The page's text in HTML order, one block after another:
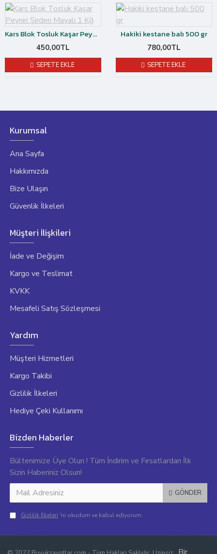
Kars Blok Tosluk Kaşar Peyniri Şirden Mayalı 1 Kğ
450,00TL
SEPETE EKLE
Hakiki kestane balı 500 gr
780,00TL
SEPETE EKLE
Kurumsal
Ana Sayfa
Hakkımızda
Bize Ulaşın
Güvenlik İlkeleri
Müşteri İlişkileri
İade ve Değişim
Kargo ve Teslimat
KVKK
Mesafeli Satış Sözleşmesi
Yardım
Müşteri Hizmetleri
Kargo Takibi
Gizlilik İlkeleri
Hediye Çeki Kullanımı
Bizden Haberler
Bültenimize Üye Olun ! Tüm İndirim ve Fırsatlardan İlk
Sizin Haberiniz Olsun!
GÖNDER
Gizlilik İlkeleri 'ni okudum ve kabul ediyorum.